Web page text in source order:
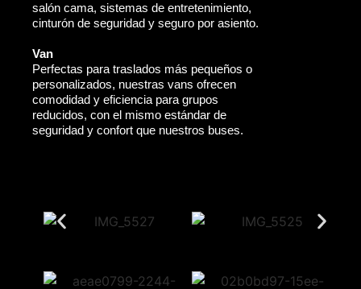
salón cama, sistemas de entretenimiento,
cinturón de seguridad y seguro por asiento.
Van
Perfectas para traslados más pequeños o
personalizados, nuestras vans ofrecen
comodidad y eficiencia para grupos
reducidos, con el mismo estándar de
seguridad y confort que nuestros buses.